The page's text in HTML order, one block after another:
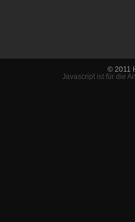
© 2011
Javascript ist für die